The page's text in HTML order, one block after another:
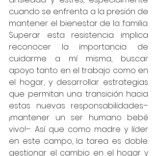
cuando se enfrenta a la presión de
mantener el bienestar de la familia.
Superar esta resistencia implica
reconocer la importancia de
cuidarme a mí misma, buscar
apoyo tanto en el trabajo como en
el hogar, y desarrollar estrategias
que permitan una transición hacia
estas nuevas responsabilidades–
¡mantener un ser humano bebé
vivo!–. Así que como madre y líder
en este campo, la tarea es doble:
gestionar el cambio en el hogar y